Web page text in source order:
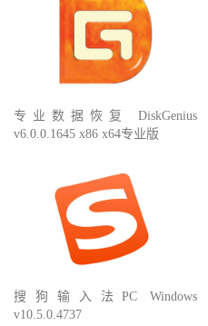
专业数据恢复 DiskGenius
v6.0.0.1645 x86 x64专业版
搜狗输入法PC Windows
v10.5.0.4737